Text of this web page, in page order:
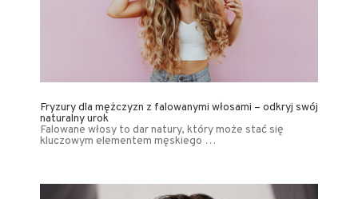
Fryzury dla mężczyzn z falowanymi włosami – odkryj swój
naturalny urok
Falowane włosy to dar natury, który może stać się
kluczowym elementem męskiego …